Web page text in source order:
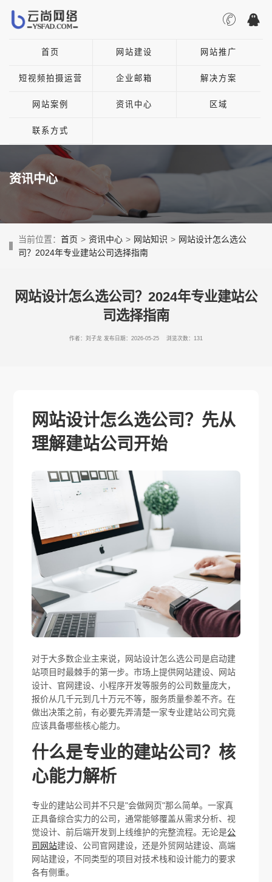
首页 网站建设 网站推广
短视频拍摄运营 企业邮箱 解决方案
网站案例 资讯中心 区域
联系方式
资讯中心
当前位置： 首页 > 资讯中心 > 网站知识 > 网站设计怎么选公
司？2024年专业建站公司选择指南
网站设计怎么选公司？2024年专业建站公
司选择指南
作者：刘子龙 发布日期：2026-05-25 浏览次数：131
网站设计怎么选公司？先从
理解建站公司开始
对于大多数企业主来说，网站设计怎么选公司是启动建
站项目时最棘手的第一步。市场上提供网站建设、网站
设计、官网建设、小程序开发等服务的公司数量庞大，
报价从几千元到几十万元不等，服务质量参差不齐。在
做出决策之前，有必要先弄清楚一家专业建站公司究竟
应该具备哪些核心能力。
什么是专业的建站公司？核
心能力解析
专业的建站公司并不只是"会做网页"那么简单。一家真
正具备综合实力的公司，通常能够覆盖从需求分析、视
觉设计、前后端开发到上线维护的完整流程。无论是公
司网站建设、公司官网建设，还是外贸网站建设、高端
网站建设，不同类型的项目对技术栈和设计能力的要求
各有侧重。